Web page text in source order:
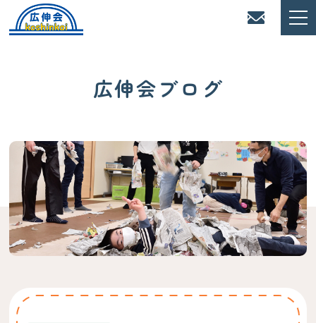
広伸会ブログ